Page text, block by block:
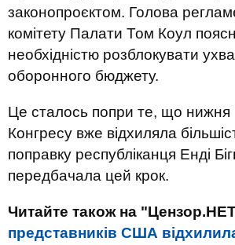
законопроєктом. Голова
комітету Палати Том Коул
необхідністю розблокувати
оборонного бюджету.
Це сталось попри те, що нижня
Конгресу вже відхиляла
поправку республіканця Енді
передбачала цей крок.
Читайте також на
представників США